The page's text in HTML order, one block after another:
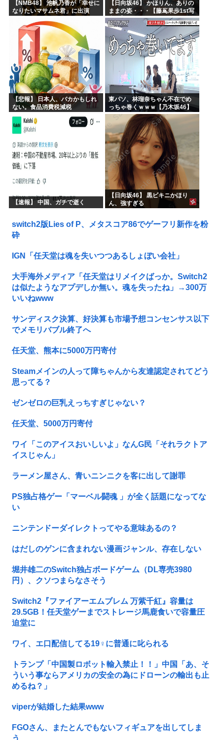
【NMB48】 池帆乃香が「幸せに
なりたいマサムネ君」に出演
【日向坂46】 かほりん、ありの
ままの姿・・・【藤嶌果歩1st写
真集】
【悲報】 日本人、バカかもしれ
ない。食品消費税減税
賛成してしまう
東パソ、林瑠奈ちゃん不在でめ
っちゃ巻くｗｗｗ【乃木坂46】
【速報】 中国、ガチで逝く
【日向坂46】 黒ビキニかほり
ん、強すぎる
switch2版Lies of P、メタスコア86でゲーフリ新作を粉
砕
IGN「任天堂は魂を失いつつあるしょぼい会社」
大手海外メディア「任天堂はリメイクばっか。Switch2
は似たようなアプデしか無い。魂を失ったね」→300万
いいねwww
サンディスク決算、好決算も市場予想コンセンサス以下
でメモリバブル終了へ
任天堂、熊本に5000万円寄付
Steamメインの人って障ちゃんから友達認定されてどう
思ってる？
ゼンゼロの巨乳えっちすぎじゃない？
任天堂、5000万円寄付
ワイ「このアイスおいしいよ」なんG民「それラクトア
イスじゃん」
ラーメン屋さん、青いニンニクを客に出して謝罪
PS独占格ゲー「マーベル闘魂 」が全く話題になってな
い
ニンテンドーダイレクトってやる意味あるの？
はだしのゲンに含まれない漫画ジャンル、存在しない
堀井雄二のSwitch独占ボードゲーム（DL専売3980
円）、クソつまらなさそう
Switch2『ファイアーエムブレム 万紫千紅』容量は
29.5GB！任天堂ゲーまでストレージ馬鹿食いで容量圧
迫堂に
ワイ、エ口配信してる19♀に普通に叱られる
トランプ「中国製ロボット輸入禁止！！」中国「あ、そ
ういう事ならアメリカの安全の為にドローンの輸出も止
めるね？」
viperが結婚した結果www
FGOさん、またとんでもないフィギュアを出してしま
う